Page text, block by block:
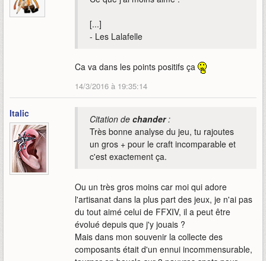
[...]
- Les Lalafelle
Ca va dans les points positifs ça
14/3/2016 à 19:35:14
Italic Citation de chander:
Très bonne analyse du jeu, tu rajoutes
un gros + pour le craft incomparable et
c'est exactement ça.
Ou un très gros moins car moi qui adore
l'artisanat dans la plus part des jeux, je n'ai pas
du tout aimé celui de FFXIV, il a peut être
évolué depuis que j'y jouais ?
Mais dans mon souvenir la collecte des
composants était d'un ennui incommensurable,